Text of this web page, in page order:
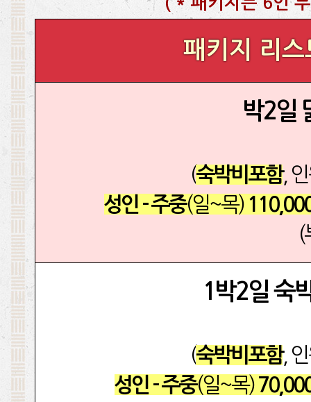
패키지 리
박2일
(숙박비포함,
성인 - 주중(일~목)
(
1박2일 숙
(숙박비포함,
성인 - 주중(일~목)